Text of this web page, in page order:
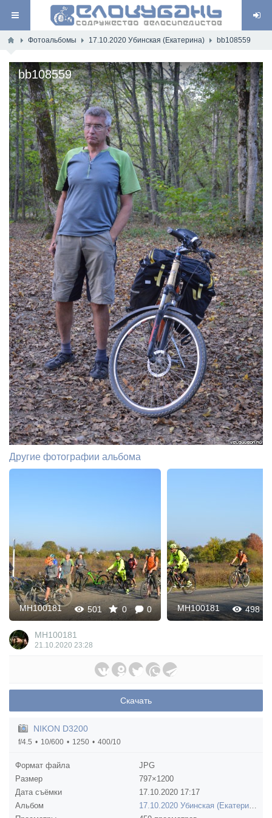
Фотоальбомы 17.10.2020 Убинская (Екатерина) bb108559
bb108559
Другие фотографии альбома
501 0 0
MH100181 498
MH100181
MH100181
21.10.2020 23:28
Скачать
NIKON D3200
f/4.5 10/600 1250 400/10
Формат файла
JPG
Размер
797×1200
Дата съёмки
17.10.2020 17:17
Альбом
17.10.2020 Убинская (Екатерина)